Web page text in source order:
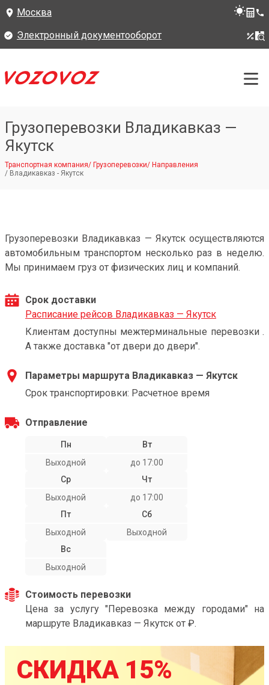
Москва
Электронный документооборот
Грузоперевозки Владикавказ —
Якутск
Транспортная компания/ Грузоперевозки/ Направления
/ Владикавказ - Якутск
Грузоперевозки Владикавказ — Якутск осуществляются
автомобильным транспортом несколько раз в неделю.
Мы принимаем груз от физических лиц и компаний.
Срок доставки
Расписание рейсов Владикавказ — Якутск
Клиентам доступны межтерминальные перевозки .
А также доставка "от двери до двери".
Параметры маршрута Владикавказ — Якутск
Срок транспортировки: Расчетное время
Отправление
Пн
Выходной
Вт
до 17:00
Ср
Выходной
Чт
до 17:00
Пт
Выходной
Сб
Выходной
Вс
Выходной
Стоимость перевозки
Цена за услугу "Перевозка между городами" на
маршруте Владикавказ — Якутск от ₽.
СКИДКА 15%